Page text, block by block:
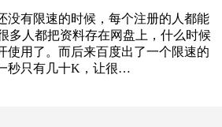
没有限速的时候，每个注册的人都能
多人都把资料存在网盘上，什么时候
使用了。而后来百度出了一个限速的
秒只有几十K，让很…